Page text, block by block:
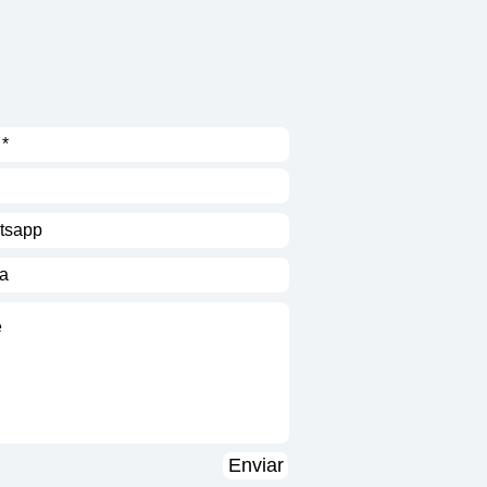
Enviar